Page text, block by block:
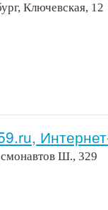
Ключевская, 12
Ш., 329